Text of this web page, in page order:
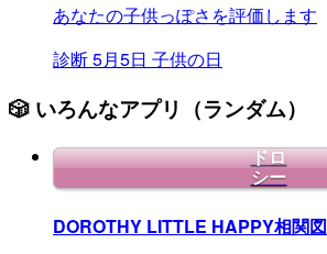
あなたの子供っぽさを評価します
診断5月5日 子供の日
🎲 いろんなアプリ（ランダム）
ドロ
シー
DOROTHY LITTLE HAPPY相関図